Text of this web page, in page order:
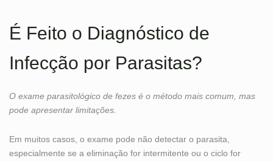
É Feito o Diagnóstico de
Infecção por Parasitas?
O exame parasitológico de fezes é o método mais comum, mas
pode apresentar limitações.
Em muitos casos, o exame pode não detectar o parasita,
especialmente se a eliminação for intermitente ou o ciclo for